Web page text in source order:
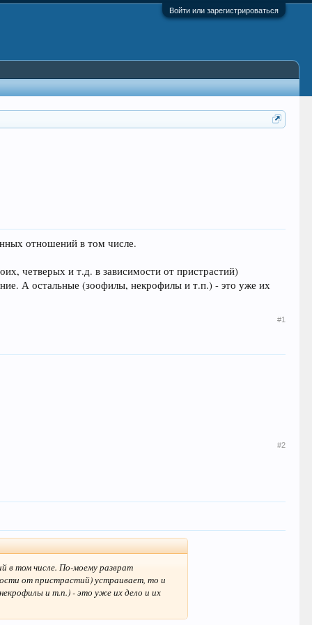
Войти или зарегистрироваться
отношений в том числе.
четверых и т.д. в зависимости от пристрастий)
А остальные (зоофилы, некрофилы и т.п.) - это уже их
#1
#2
в том числе. По-моему разврат
от пристрастий) устраивает, то и
и т.п.) - это уже их дело и их